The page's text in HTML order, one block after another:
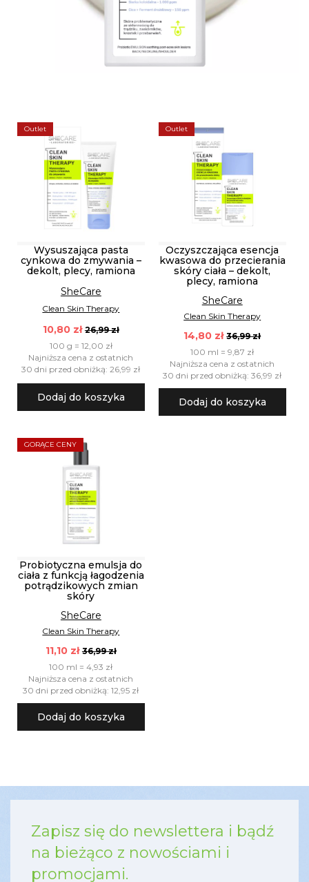
Outlet
Wysuszająca pasta
cynkowa do zmywania –
dekolt, plecy, ramiona
SheCare
Clean Skin Therapy
10,80 zł 26,99 zł
100 g = 12,00 zł
Najniższa cena z ostatnich
30 dni przed obniżką: 26,99 zł
Dodaj do koszyka
Outlet
Oczyszczająca esencja
kwasowa do przecierania
skóry ciała – dekolt,
plecy, ramiona
SheCare
Clean Skin Therapy
14,80 zł 36,99 zł
100 ml = 9,87 zł
Najniższa cena z ostatnich
30 dni przed obniżką: 36,99 zł
Dodaj do koszyka
GORĄCE CENY
Probiotyczna emulsja do
ciała z funkcją łagodzenia
potrądzikowych zmian
skóry
SheCare
Clean Skin Therapy
11,10 zł 36,99 zł
100 ml = 4,93 zł
Najniższa cena z ostatnich
30 dni przed obniżką: 12,95 zł
Dodaj do koszyka
Zapisz się do newslettera i bądź
na bieżąco z nowościami i
promocjami.